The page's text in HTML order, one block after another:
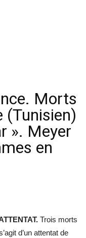
Morts
(Tunisien)
». Meyer
en
Trois morts
d’un attentat de